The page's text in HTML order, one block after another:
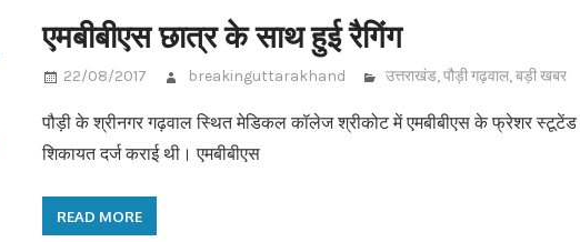
एमबीबीएस छात्र के साथ हुई रैगिंग
22/08/2017 breakinguttarakhand उत्तराखंड,पौड़ी गढ़वाल,बड़ी खबर
पौड़ी के श्रीनगर गढ़वाल स्थित मेडिकल कॉलेज श्रीकोट में एमबीबीएस के फ्रेशर स्टूटेंड
शिकायत दर्ज कराई थी। एमबीबीएस
READ MORE